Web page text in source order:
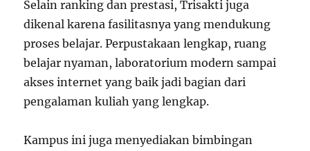
Selain ranking dan prestasi, Trisakti juga
dikenal karena fasilitasnya yang mendukung
proses belajar. Perpustakaan lengkap, ruang
belajar nyaman, laboratorium modern sampai
akses internet yang baik jadi bagian dari
pengalaman kuliah yang lengkap.
Kampus ini juga menyediakan bimbingan